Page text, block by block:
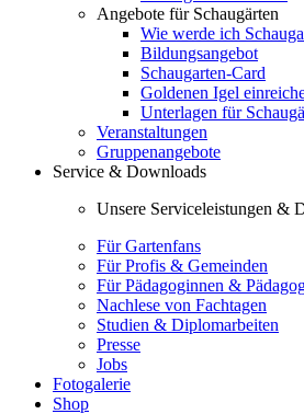
Angebote für Schaugärten
Wie werde ich
Bildungsangebot
Schaugarten-Card
Goldenen Igel
Unterlagen für
Veranstaltungen
Gruppenangebote
Service & Downloads
Unsere Serviceleistungen &
Für Gartenfans
Für Profis & Gemeinden
Für Pädagoginnen &
Nachlese von Fachtagen
Studien & Diplomarbeiten
Presse
Jobs
Fotogalerie
Shop